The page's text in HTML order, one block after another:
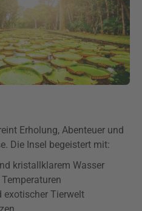
Erholung, Abenteuer und
Die Insel begeistert mit:
kristallklarem Wasser
exotischer Tierwelt